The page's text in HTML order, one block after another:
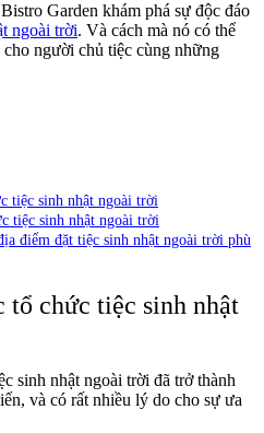
Garden khám phá sự độc đáo
ngoài trời. Và cách mà nó có thể
người chủ tiệc cùng những
tiệc sinh nhật ngoài trời
tiệc sinh nhật ngoài trời
điểm đặt tiệc sinh nhật ngoài trời phù
tổ chức tiệc sinh nhật
sinh nhật ngoài trời đã trở thành
và có rất nhiều lý do cho sự ưa